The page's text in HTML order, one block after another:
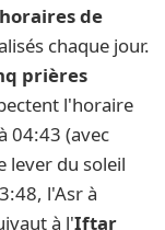
horaires de
chaque jour.
prières
l'horaire
04:43 (avec
lever du soleil
l'Asr à
à l'Iftar